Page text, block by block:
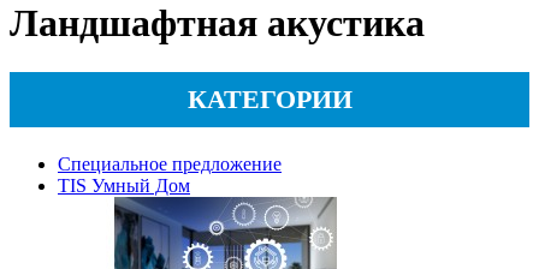
Ландшафтная акустика
КАТЕГОРИИ
Специальное предложение
TIS Умный Дом